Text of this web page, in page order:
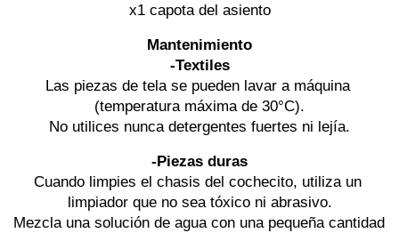
x1 capota del asiento
Mantenimiento
-Textiles
Las piezas de tela se pueden lavar a máquina
(temperatura máxima de 30°C).
No utilices nunca detergentes fuertes ni lejía.
-Piezas duras
Cuando limpies el chasis del cochecito, utiliza un
limpiador que no sea tóxico ni abrasivo.
Mezcla una solución de agua con una pequeña cantidad